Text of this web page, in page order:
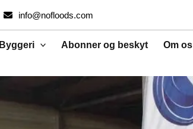
info@nofloods.com
Byggeri Abonner og beskyt Om os